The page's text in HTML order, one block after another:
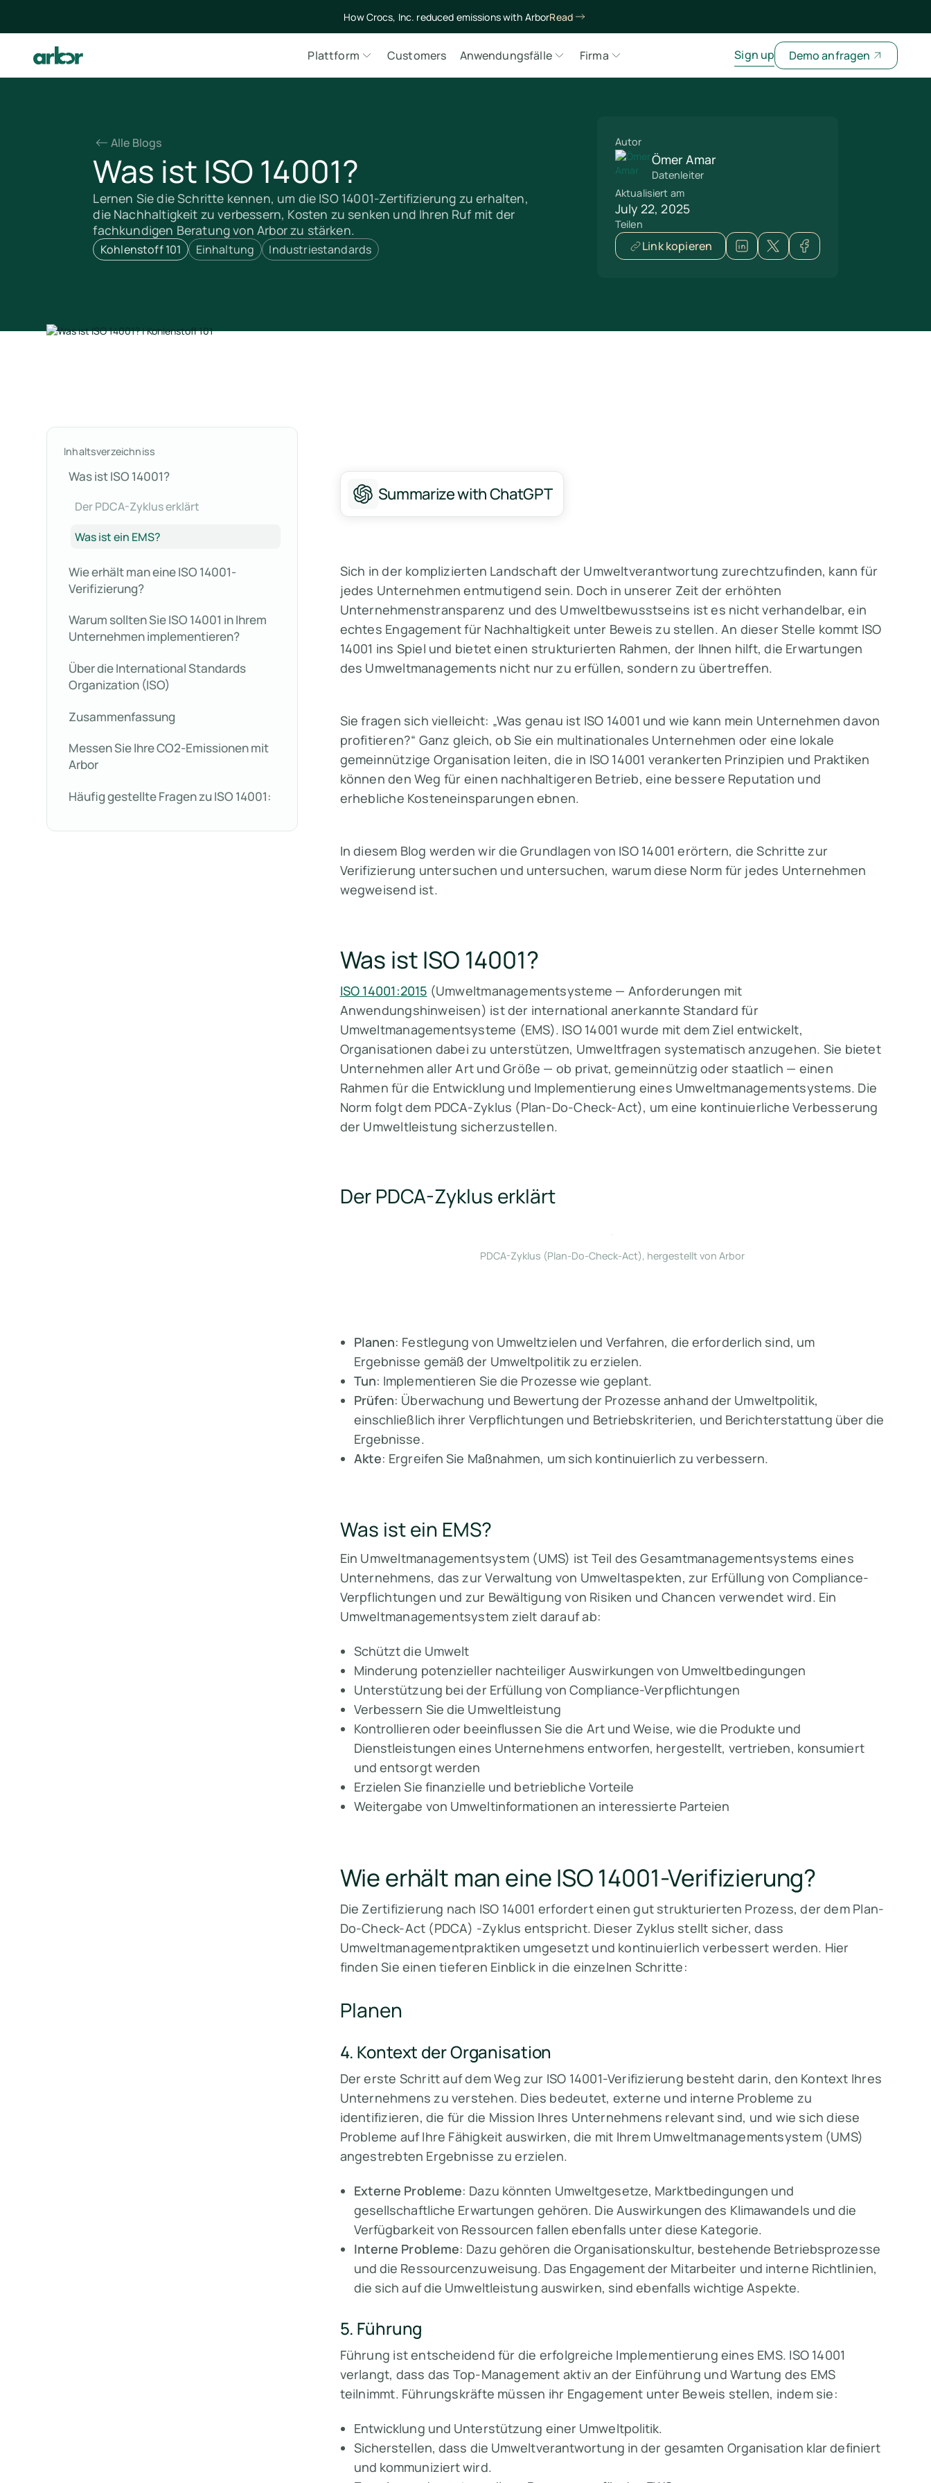
How Crocs, Inc. reduced emissions with ArborRead
Plattform Customers Anwendungsfälle Firma Sign up Demo anfragen
Alle Blogs
Was ist ISO 14001?
Lernen Sie die Schritte kennen, um die ISO 14001-Zertifizierung zu erhalten,
die Nachhaltigkeit zu verbessern, Kosten zu senken und Ihren Ruf mit der
fachkundigen Beratung von Arbor zu stärken.
Kohlenstoff 101 Einhaltung Industriestandards
Autor
Ömer Amar
Datenleiter
Aktualisiert am
July 22, 2025
Teilen
Link kopieren
Inhaltsverzeichniss
Was ist ISO 14001?
Der PDCA-Zyklus erklärt
Was ist ein EMS?
Wie erhält man eine ISO 14001-
Verifizierung?
Warum sollten Sie ISO 14001 in Ihrem
Unternehmen implementieren?
Über die International Standards
Organization (ISO)
Zusammenfassung
Messen Sie Ihre CO2-Emissionen mit
Arbor
Häufig gestellte Fragen zu ISO 14001:
Summarize with ChatGPT
Sich in der komplizierten Landschaft der Umweltverantwortung zurechtzufinden, kann für
jedes Unternehmen entmutigend sein. Doch in unserer Zeit der erhöhten
Unternehmenstransparenz und des Umweltbewusstseins ist es nicht verhandelbar, ein
echtes Engagement für Nachhaltigkeit unter Beweis zu stellen. An dieser Stelle kommt ISO
14001 ins Spiel und bietet einen strukturierten Rahmen, der Ihnen hilft, die Erwartungen
des Umweltmanagements nicht nur zu erfüllen, sondern zu übertreffen.
Sie fragen sich vielleicht: „Was genau ist ISO 14001 und wie kann mein Unternehmen davon
profitieren?“ Ganz gleich, ob Sie ein multinationales Unternehmen oder eine lokale
gemeinnützige Organisation leiten, die in ISO 14001 verankerten Prinzipien und Praktiken
können den Weg für einen nachhaltigeren Betrieb, eine bessere Reputation und
erhebliche Kosteneinsparungen ebnen.
In diesem Blog werden wir die Grundlagen von ISO 14001 erörtern, die Schritte zur
Verifizierung untersuchen und untersuchen, warum diese Norm für jedes Unternehmen
wegweisend ist.
Was ist ISO 14001?
ISO 14001:2015 (Umweltmanagementsysteme — Anforderungen mit
Anwendungshinweisen) ist der international anerkannte Standard für
Umweltmanagementsysteme (EMS). ISO 14001 wurde mit dem Ziel entwickelt,
Organisationen dabei zu unterstützen, Umweltfragen systematisch anzugehen. Sie bietet
Unternehmen aller Art und Größe — ob privat, gemeinnützig oder staatlich — einen
Rahmen für die Entwicklung und Implementierung eines Umweltmanagementsystems. Die
Norm folgt dem PDCA-Zyklus (Plan-Do-Check-Act), um eine kontinuierliche Verbesserung
der Umweltleistung sicherzustellen.
Der PDCA-Zyklus erklärt
PDCA-Zyklus (Plan-Do-Check-Act), hergestellt von Arbor
Planen: Festlegung von Umweltzielen und Verfahren, die erforderlich sind, um
Ergebnisse gemäß der Umweltpolitik zu erzielen.
Tun: Implementieren Sie die Prozesse wie geplant.
Prüfen: Überwachung und Bewertung der Prozesse anhand der Umweltpolitik,
einschließlich ihrer Verpflichtungen und Betriebskriterien, und Berichterstattung über die
Ergebnisse.
Akte: Ergreifen Sie Maßnahmen, um sich kontinuierlich zu verbessern.
Was ist ein EMS?
Ein Umweltmanagementsystem (UMS) ist Teil des Gesamtmanagementsystems eines
Unternehmens, das zur Verwaltung von Umweltaspekten, zur Erfüllung von Compliance-
Verpflichtungen und zur Bewältigung von Risiken und Chancen verwendet wird. Ein
Umweltmanagementsystem zielt darauf ab:
Schützt die Umwelt
Minderung potenzieller nachteiliger Auswirkungen von Umweltbedingungen
Unterstützung bei der Erfüllung von Compliance-Verpflichtungen
Verbessern Sie die Umweltleistung
Kontrollieren oder beeinflussen Sie die Art und Weise, wie die Produkte und
Dienstleistungen eines Unternehmens entworfen, hergestellt, vertrieben, konsumiert
und entsorgt werden
Erzielen Sie finanzielle und betriebliche Vorteile
Weitergabe von Umweltinformationen an interessierte Parteien
Wie erhält man eine ISO 14001-Verifizierung?
Die Zertifizierung nach ISO 14001 erfordert einen gut strukturierten Prozess, der dem Plan-
Do-Check-Act (PDCA) -Zyklus entspricht. Dieser Zyklus stellt sicher, dass
Umweltmanagementpraktiken umgesetzt und kontinuierlich verbessert werden. Hier
finden Sie einen tieferen Einblick in die einzelnen Schritte:
Planen
4. Kontext der Organisation
Der erste Schritt auf dem Weg zur ISO 14001-Verifizierung besteht darin, den Kontext Ihres
Unternehmens zu verstehen. Dies bedeutet, externe und interne Probleme zu
identifizieren, die für die Mission Ihres Unternehmens relevant sind, und wie sich diese
Probleme auf Ihre Fähigkeit auswirken, die mit Ihrem Umweltmanagementsystem (UMS)
angestrebten Ergebnisse zu erzielen.
Externe Probleme: Dazu könnten Umweltgesetze, Marktbedingungen und
gesellschaftliche Erwartungen gehören. Die Auswirkungen des Klimawandels und die
Verfügbarkeit von Ressourcen fallen ebenfalls unter diese Kategorie.
Interne Probleme: Dazu gehören die Organisationskultur, bestehende Betriebsprozesse
und die Ressourcenzuweisung. Das Engagement der Mitarbeiter und interne Richtlinien,
die sich auf die Umweltleistung auswirken, sind ebenfalls wichtige Aspekte.
5. Führung
Führung ist entscheidend für die erfolgreiche Implementierung eines EMS. ISO 14001
verlangt, dass das Top-Management aktiv an der Einführung und Wartung des EMS
teilnimmt. Führungskräfte müssen ihr Engagement unter Beweis stellen, indem sie:
Entwicklung und Unterstützung einer Umweltpolitik.
Sicherstellen, dass die Umweltverantwortung in der gesamten Organisation klar definiert
und kommuniziert wird.